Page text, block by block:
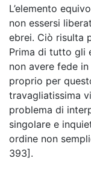
L’elemento
non essersi
ebrei. Ciò risulta
Prima di tutto gli
non avere fede in
proprio per
travagliatissima
problema di
singolare e
ordine non
393].